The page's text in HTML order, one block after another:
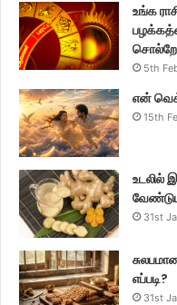
உங்க
5th
என்
15th
உடலில்
31st
எப்படி?
31st